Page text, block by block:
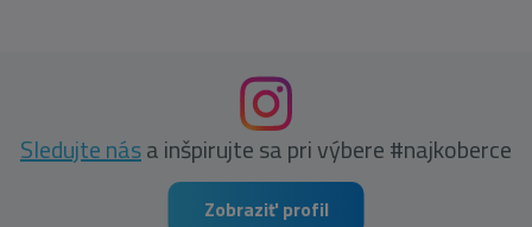
Sledujte nása inšpirujte sa pri výbere #najkoberce
Zobraziť profil